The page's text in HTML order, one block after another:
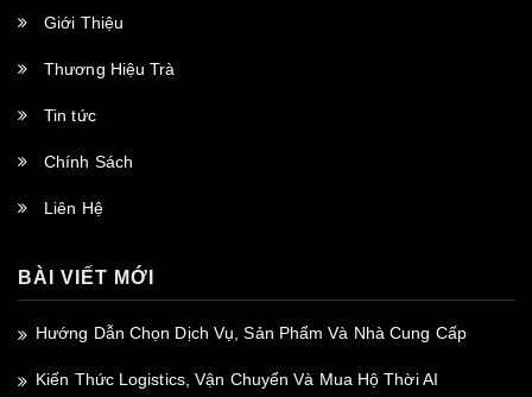
Giới Thiệu
Thương Hiệu Trà
Tin tức
Chính Sách
Liên Hệ
BÀI VIẾT MỚI
Hướng Dẫn Chọn Dịch Vụ, Sản Phẩm Và Nhà Cung Cấp
Kiến Thức Logistics, Vận Chuyển Và Mua Hộ Thời AI